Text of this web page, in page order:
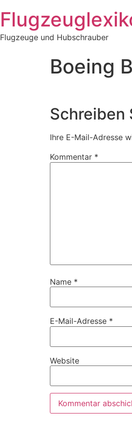
Inhalt
springen
Flugzeuge und Hubschrauber
Boeing
Schreiben
Ihre E-Mail-Adresse
Kommentar *
Name *
E-Mail-Adresse *
Website